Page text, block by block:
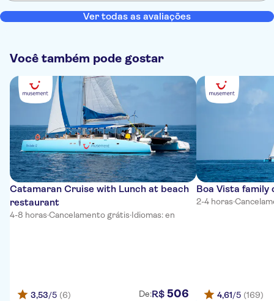
Ver todas as avaliações
Você também pode gostar
Catamaran Cruise with Lunch at beach
restaurant
4-8 horas·Cancelamento grátis·Idiomas: en
3,53/5 (6) De:R$ 506
Boa Vista
2-4 horas·
4,61/5 (169)